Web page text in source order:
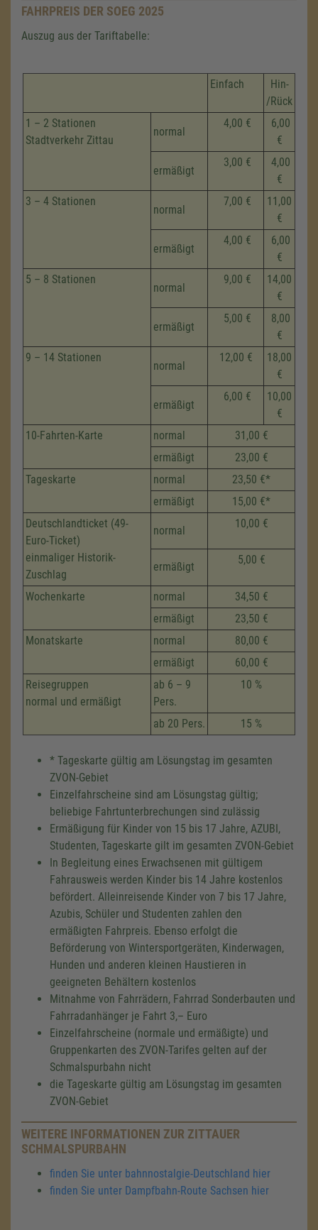
FAHRPREIS DER SOEG 2025
Auszug aus der Tariftabelle:
Einfach
Hin-
/Rück
1 – 2 Stationen
Stadtverkehr Zittau
normal
4,00 €
6,00
€
ermäßigt
3,00 €
4,00
€
3 – 4 Stationen
normal
7,00 €
11,00
€
ermäßigt
4,00 €
6,00
€
5 – 8 Stationen
normal
9,00 €
14,00
€
ermäßigt
5,00 €
8,00
€
9 – 14 Stationen
normal
12,00 €
18,00
€
ermäßigt
6,00 €
10,00
€
10-Fahrten-Karte
normal
31,00 €
ermäßigt
23,00 €
Tageskarte
normal
23,50 €*
ermäßigt
15,00 €*
Deutschlandticket (49-
Euro-Ticket)
einmaliger Historik-
Zuschlag
normal
10,00 €
ermäßigt
5,00 €
Wochenkarte normal
34,50 €
ermäßigt
23,50 €
Monatskarte
normal
80,00 €
ermäßigt
60,00 €
Reisegruppen
normal und ermäßigt
ab 6 – 9
Pers.
10 %
ab 20 Pers. 15 %
* Tageskarte gültig am Lösungstag im gesamten
ZVON-Gebiet
Einzelfahrscheine sind am Lösungstag gültig;
beliebige Fahrtunterbrechungen sind zulässig
Ermäßigung für Kinder von 15 bis 17 Jahre, AZUBI,
Studenten, Tageskarte gilt im gesamten ZVON-Gebiet
In Begleitung eines Erwachsenen mit gültigem
Fahrausweis werden Kinder bis 14 Jahre kostenlos
befördert. Alleinreisende Kinder von 7 bis 17 Jahre,
Azubis, Schüler und Studenten zahlen den
ermäßigten Fahrpreis. Ebenso erfolgt die
Beförderung von Wintersportgeräten, Kinderwagen,
Hunden und anderen kleinen Haustieren in
geeigneten Behältern kostenlos
Mitnahme von Fahrrädern, Fahrrad Sonderbauten und
Fahrradanhänger je Fahrt 3,– Euro
Einzelfahrscheine (normale und ermäßigte) und
Gruppenkarten des ZVON-Tarifes gelten auf der
Schmalspurbahn nicht
die Tageskarte gültig am Lösungstag im gesamten
ZVON-Gebiet
WEITERE INFORMATIONEN ZUR ZITTAUER
SCHMALSPURBAHN
finden Sie unter bahnnostalgie-Deutschland hier
finden Sie unter Dampfbahn-Route Sachsen hier